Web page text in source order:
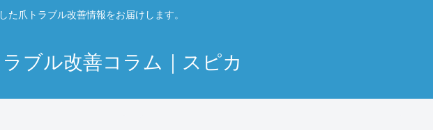
爪トラブル改善情報をお届けします。
ブル改善コラム｜スピカ